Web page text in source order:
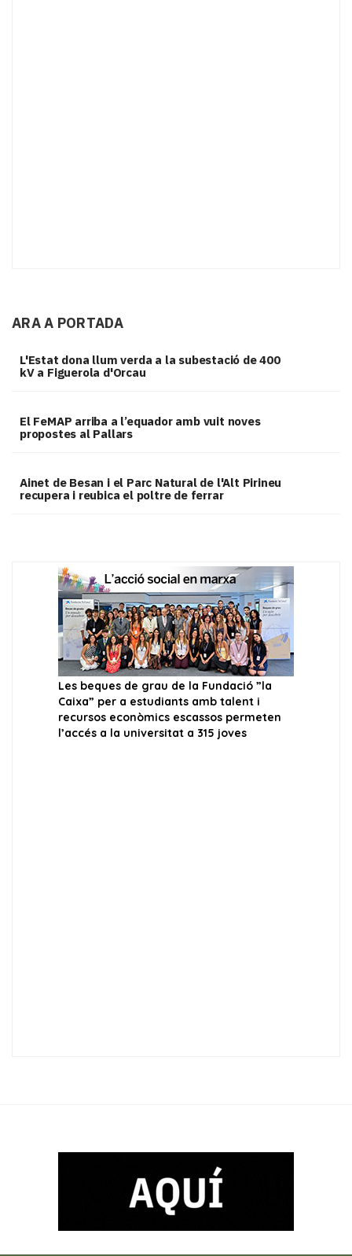
ARA A PORTADA
L'Estat dona llum verda a la subestació de 400
kV a Figuerola d'Orcau
El FeMAP arriba a l’equador amb vuit noves
propostes al Pallars
Ainet de Besan i el Parc Natural de l'Alt Pirineu
recupera i reubica el poltre de ferrar